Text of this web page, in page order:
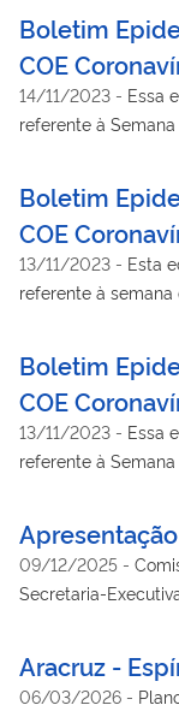
Boletim
COE
14/11/2023 - Essa
referente à
Boletim
COE
13/11/2023 - Esta
referente à
Boletim
COE
13/11/2023 - Essa
referente à
09/12/2025 -
Secretaria-
Aracruz -
06/03/2026 -